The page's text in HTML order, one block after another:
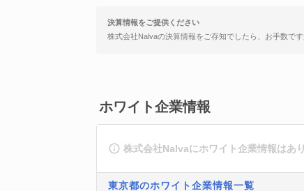
決算情報をご提供ください
株式会社Nalvaの決算情報をご存知でしたら、お手数で
ホワイト企業情報
株式会社Nalvaにホワイト企業情報はあり
東京都のホワイト企業情報一覧